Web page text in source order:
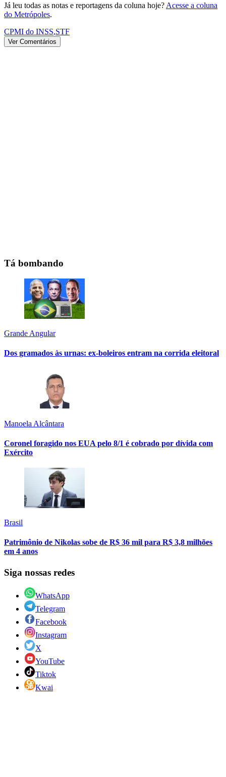
Já leu todas as notas e reportagens da coluna hoje? Acesse a coluna
do Metrópoles.
CPMI do INSS,STF
Ver Comentários
Tá bombando
Grande Angular
Dos gramados às urnas: ex-boleiros entram na corrida eleitoral
Manoela Alcântara
Coronel foragido nos EUA pelo 8/1 é cobrado por dívida com
Exército
Brasil
Patrimônio de Nikolas sobe de R$ 36 mil para R$ 3,8 milhões
em 4 anos
Siga nossas redes
WhatsApp
Telegram
Facebook
Instagram
X
YouTube
Tiktok
Kwai